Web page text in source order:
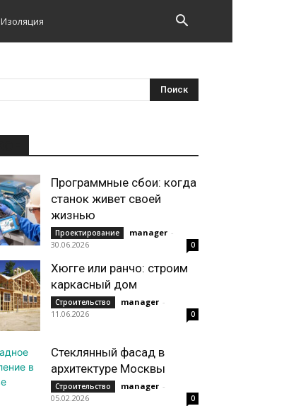
Изоляция
Программные сбои: когда
станок живет своей
жизнью
Проектирование manager -
30.06.2026
0
Хюгге или ранчо: строим
каркасный дом
Строительство manager -
11.06.2026
0
Стеклянный фасад в
архитектуре Москвы
Строительство manager -
05.02.2026
0